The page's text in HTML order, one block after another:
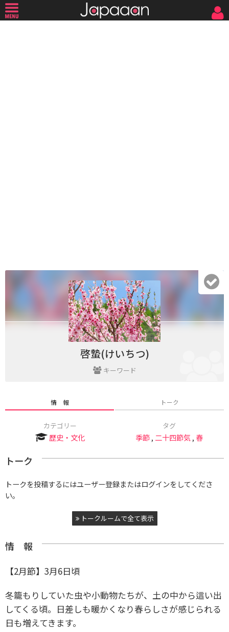
啓蟄(けいちつ)
キーワード
情 報 トーク
カテゴリー
歴史・文化
タグ
季節, 二十四節気, 春
トーク
トークを投稿するにはユーザー登録またはログインをしてくださ
い。
トークルームで全て表示
情 報
【2月節】3月6日頃
冬籠もりしていた虫や小動物たちが、土の中から這い出
してくる頃。日差しも暖かくなり春らしさが感じられる
日も増えてきます。